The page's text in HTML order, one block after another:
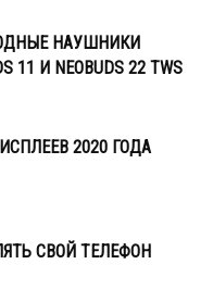
НАУШНИКИ
11 И NEOBUDS 22 TWS
2020 ГОДА
СВОЙ ТЕЛЕФОН